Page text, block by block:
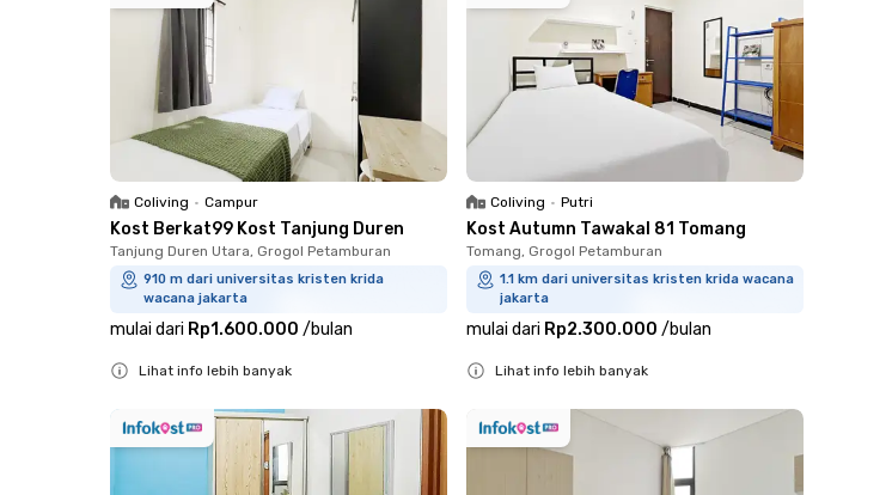
Coliving • Campur
Kost Berkat99 Kost Tanjung Duren
Tanjung Duren Utara, Grogol Petamburan
910 m dari universitas kristen krida
wacana jakarta
mulai dari Rp1.600.000 /bulan
Lihat info lebih banyak
Coliving • Putri
Kost Autumn Tawakal 81 Tomang
Tomang, Grogol Petamburan
1.1 km dari universitas kristen krida wacana
jakarta
mulai dari Rp2.300.000 /bulan
Lihat info lebih banyak